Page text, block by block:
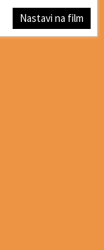
Nastavi na film